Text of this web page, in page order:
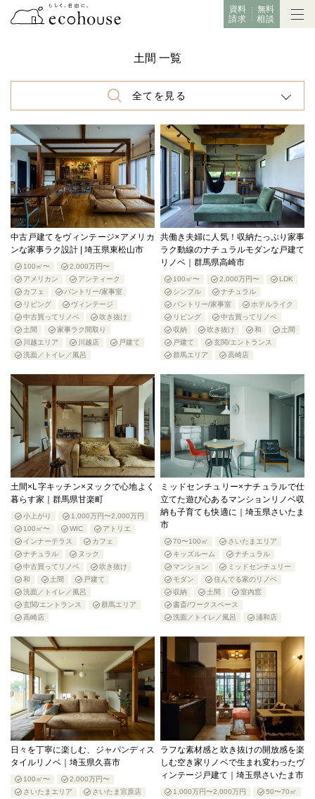
資料
請求
無料
相談
土間 一覧
全てを見る
中古戸建てをヴィンテージ×アメリカ
ンな家事ラク設計 | 埼玉県東松山市
100㎡〜
2,000万円〜
アメリカン
アンティーク
カフェ
パントリー/家事室
リビング
ヴィンテージ
中古買ってリノベ
吹き抜け
土間
家事ラク間取り
川越エリア
川越店
戸建て
洗面／トイレ／風呂
共働き夫婦に人気！収納たっぷり家事
ラク動線のナチュラルモダンな戸建て
リノベ｜群馬県高崎市
100㎡〜 2,000万円〜
LDK
シンプル
ナチュラル
パントリー/家事室
ホテルライク
リビング
中古買ってリノベ
収納
吹き抜け 和
土間
戸建て
玄関/エントランス
群馬エリア
高崎店
土間×L字キッチン×ヌックで心地よく
暮らす家｜群馬県甘楽町
小上がり
1,000万円〜2,000万円
100㎡〜
WIC
アトリエ
インナーテラス
カフェ
ナチュラル
ヌック
中古買ってリノベ
吹き抜け
和
土間
戸建て
洗面／トイレ／風呂
玄関/エントランス
群馬エリア
高崎店
ミッドセンチュリー×ナチュラルで仕
立てた遊び心あるマンションリノベ収
納も子育ても快適に｜埼玉県さいたま
市
70〜100㎡
さいたまエリア
キッズルーム
ナチュラル
マンション
ミッドセンチュリー
モダン
住んでる家のリノベ
収納
土間
室内窓
書斎/ワークスペース
洗面／トイレ／風呂
浦和店
日々を丁寧に楽しむ、ジャパンディス
タイルリノベ｜埼玉県久喜市
100㎡〜
2,000万円〜
さいたまエリア
さいたま宮原店
ラフな素材感と吹き抜けの開放感を楽
しむ空き家リノベで生まれ変わったヴ
ィンテージ戸建て｜埼玉県さいたま市
1,000万円〜2,000万円
50〜70㎡